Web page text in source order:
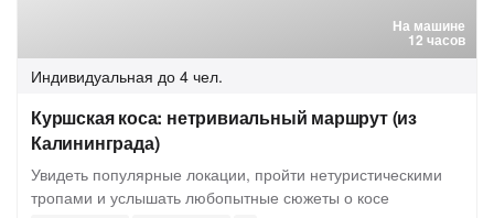
На машине
12 часов
Индивидуальная до 4 чел.
Куршская коса: нетривиальный маршрут (из
Калининграда)
Увидеть популярные локации, пройти нетуристическими
тропами и услышать любопытные сюжеты о косе